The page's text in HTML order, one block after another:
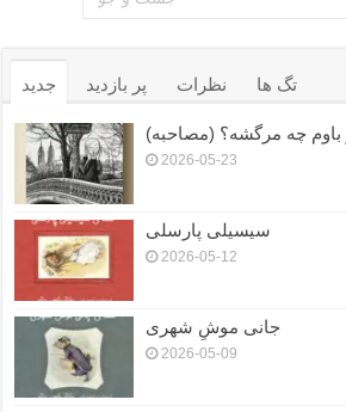
جدید پر بازدید نظرات تگ ها
باوم چه مرگشه؟ (مصاحبه)
2026-05-23
سیسیلی پارسلی
2026-05-12
جانی موشِ شهری
2026-05-09